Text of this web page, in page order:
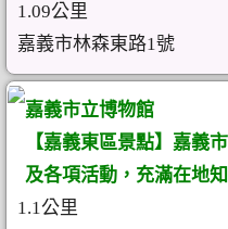
1.09公里
嘉義市林森東路1號
嘉義市立博物館
【嘉義東區景點】嘉義
及各項活動，充滿在地
1.1公里